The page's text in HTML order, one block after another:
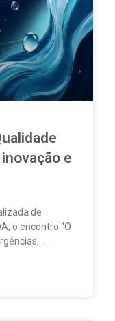
e
de
o encontro “O
Torres